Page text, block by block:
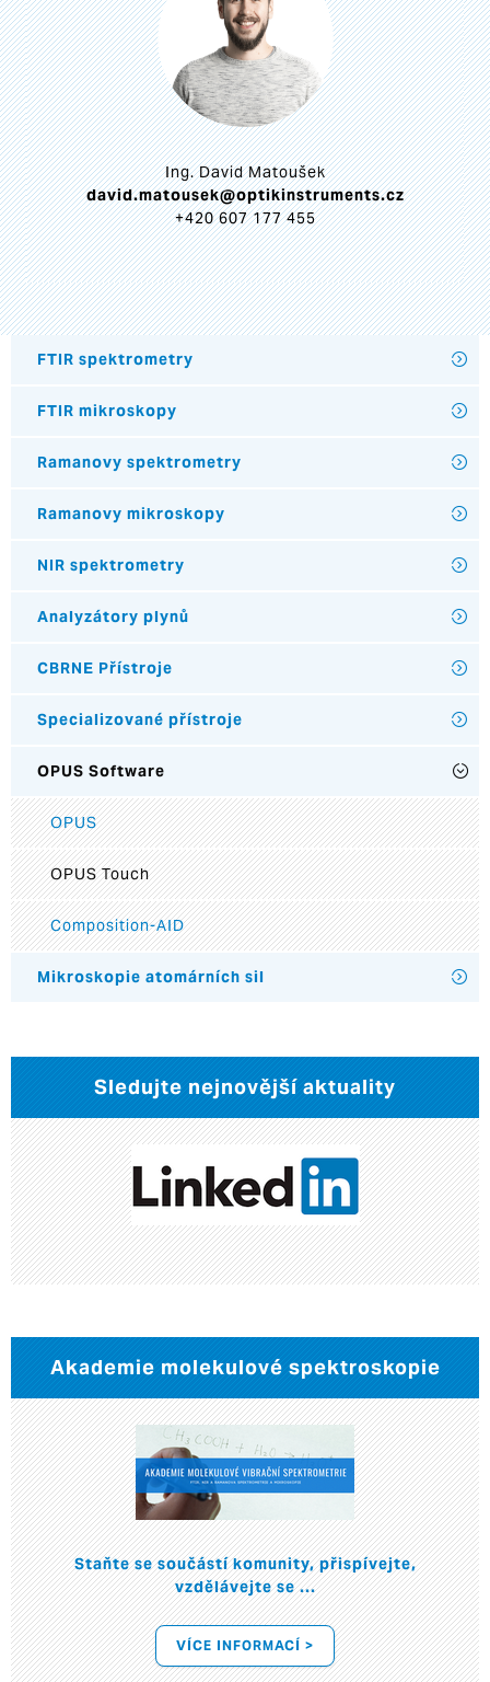
Ing. David Matoušek
david.matousek@optikinstruments.cz
+420 607 177 455
FTIR spektrometry
FTIR mikroskopy
Ramanovy spektrometry
Ramanovy mikroskopy
NIR spektrometry
Analyzátory plynů
CBRNE Přístroje
Specializované přístroje
OPUS Software
OPUS
OPUS Touch
Composition-AID
Mikroskopie atomárních sil
Sledujte nejnovější aktuality
Akademie molekulové spektroskopie
Staňte se součástí komunity, přispívejte,
vzdělávejte se ...
VÍCE INFORMACÍ >